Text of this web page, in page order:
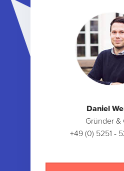
Daniel
Gründer &
+49 (0) 5251 -